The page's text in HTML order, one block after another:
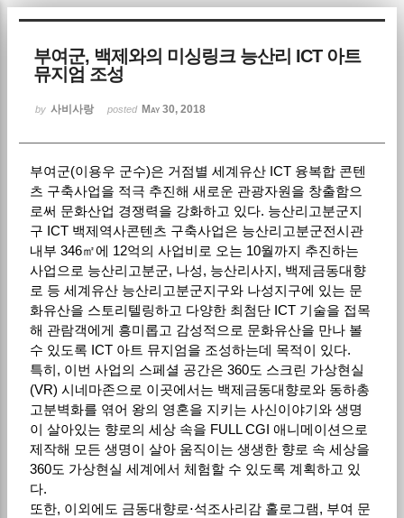
부여군, 백제와의 미싱링크 능산리 ICT 아트
뮤지엄 조성
by 사비사랑 posted May 30, 2018
부여군(이용우 군수)은 거점별 세계유산 ICT 융복합 콘텐
츠 구축사업을 적극 추진해 새로운 관광자원을 창출함으
로써 문화산업 경쟁력을 강화하고 있다. 능산리고분군지
구 ICT 백제역사콘텐츠 구축사업은 능산리고분군전시관
내부 346㎡에 12억의 사업비로 오는 10월까지 추진하는
사업으로 능산리고분군, 나성, 능산리사지, 백제금동대향
로 등 세계유산 능산리고분군지구와 나성지구에 있는 문
화유산을 스토리텔링하고 다양한 최첨단 ICT 기술을 접목
해 관람객에게 흥미롭고 감성적으로 문화유산을 만나 볼
수 있도록 ICT 아트 뮤지엄을 조성하는데 목적이 있다.
특히, 이번 사업의 스페셜 공간은 360도 스크린 가상현실
(VR) 시네마존으로 이곳에서는 백제금동대향로와 동하총
고분벽화를 엮어 왕의 영혼을 지키는 사신이야기와 생명
이 살아있는 향로의 세상 속을 FULL CGI 애니메이션으로
제작해 모든 생명이 살아 움직이는 생생한 향로 속 세상을
360도 가상현실 세계에서 체험할 수 있도록 계획하고 있
다.
또한, 이외에도 금동대향로⋅석조사리감 홀로그램, 부여 문
Sketchbook5, 스케치북5
Sketchbook5, 스케치북5